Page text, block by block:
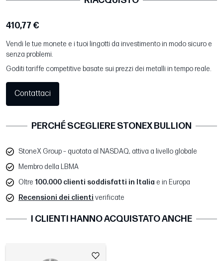
410,77 €
Vendi le tue monete e i tuoi lingotti da investimento in modo sicuro e
senza problemi.
Goditi tariffe competitive basate sui prezzi dei metalli in tempo reale.
Contattaci
PERCHÉ SCEGLIERE STONEX BULLION
StoneX Group – quotata al NASDAQ, attiva a livello globale
Membro della LBMA
Oltre 100.000 clienti soddisfatti in Italia e in Europa
Recensioni dei clienti verificate
I CLIENTI HANNO ACQUISTATO ANCHE